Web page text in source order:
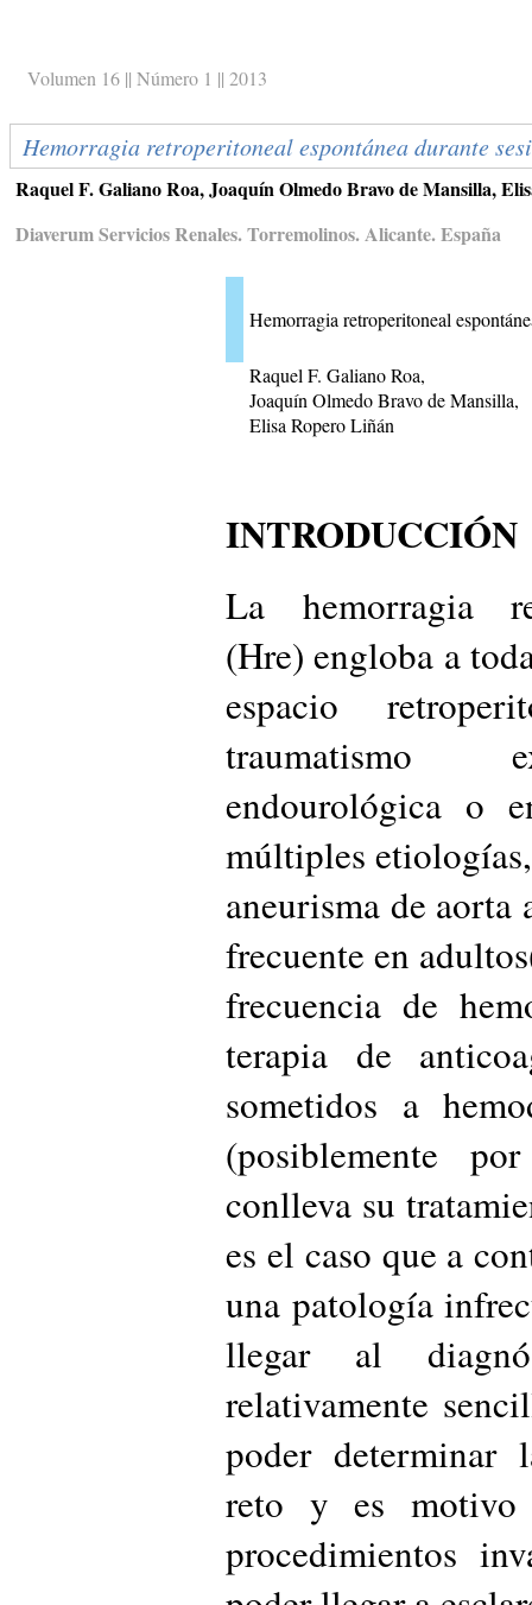
Volumen 16 || Número 1 || 2013
Hemorragia retroperitoneal espontánea durante
Raquel F. Galiano Roa, Joaquín Olmedo Bravo de Mansilla,
Diaverum Servicios Renales. Torremolinos. Alicante. España
Hemorragia retroperitoneal
Raquel F. Galiano Roa,
Joaquín Olmedo Bravo de Mansilla,
Elisa Ropero Liñán
INTRODUCCIÓN
La hemorragia
(Hre) engloba a
espacio
traumatismo
endourológica o
múltiples
aneurisma de aorta
frecuente en
frecuencia de
terapia de
sometidos a
(posiblemente
conlleva su
es el caso que a
una patología
llegar al
relativamente
poder determinar
reto y es motivo
procedimientos